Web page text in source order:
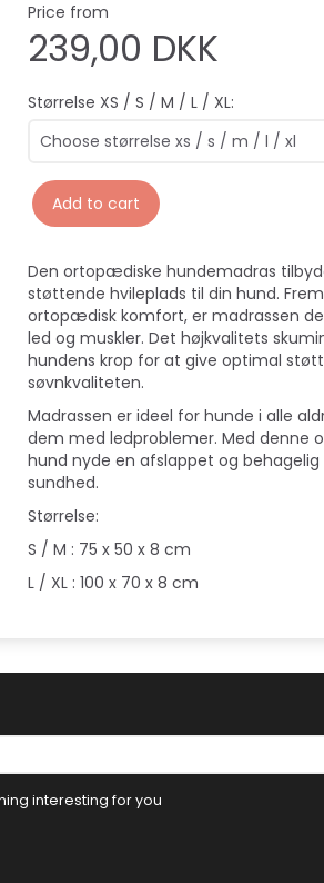
Price from
239,00 DKK
Størrelse XS / S / M / L / XL:
Add to cart
Den ortopædiske hundemadras
støttende hvileplads til din hund.
ortopædisk komfort, er madrassen
led og muskler. Det højkvalitets
hundens krop for at give optimal
søvnkvaliteten.
Madrassen er ideel for hunde i alle
dem med ledproblemer. Med denne
hund nyde en afslappet og
sundhed.
Størrelse:
S / M : 75 x 50 x 8 cm
L / XL : 100 x 70 x 8 cm
interesting for you